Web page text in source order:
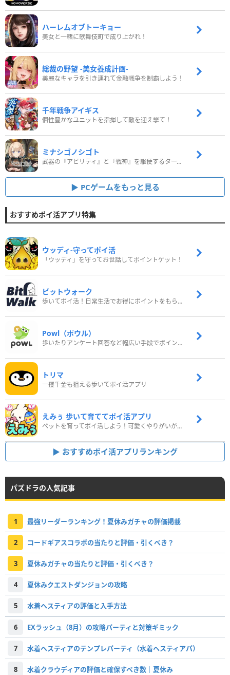
ハーレムオブトーキョー
美女と一緒に歌舞伎町で成り上がれ！
総裁の野望 -美女養成計画-
美麗なキャラを引き連れて金融戦争を制覇しよう！
千年戦争アイギス
個性豊かなユニットを指揮して敵を迎え撃て！
ミナシゴノシゴト
武器の『アビリティ』と『戦神』を駆使するターン制コマンドバトルRPG！
PCゲームをもっと見る
おすすめポイ活アプリ特集
ウッディ‐守ってポイ活
「ウッディ」を守ってお世話してポイントゲット！
ビットウォーク
歩いてポイ活！日常生活でお得にポイントをもらおう
Powl（ポウル）
歩いたりアンケート回答など幅広い手段でポイントをゲット
トリマ
一攫千金も狙える歩いてポイ活アプリ
えみぅ 歩いて育ててポイ活アプリ
ペットを育ってポイ活しよう！可愛くやりがいがある新感覚アプリ
おすすめポイ活アプリランキング
パズドラの人気記事
1 最強リーダーランキング！夏休みガチャの評価掲載
2 コードギアスコラボの当たりと評価・引くべき？
3 夏休みガチャの当たりと評価・引くべき？
4 夏休みクエストダンジョンの攻略
5 水着ヘスティアの評価と入手方法
6 EXラッシュ（8月）の攻略パーティと対策ギミック
7 水着ヘスティアのテンプレパーティ（水着ヘスティアパ）
8 水着クラウディアの評価と確保すべき数｜夏休み